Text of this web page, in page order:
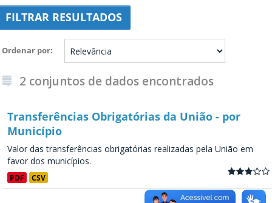
FILTRAR RESULTADOS
Ordenar por
2 conjuntos de dados encontrados
Transferências Obrigatórias da União - por
Município
Valor das transferências obrigatórias realizadas pela União em
favor dos municípios.
PDF CSV